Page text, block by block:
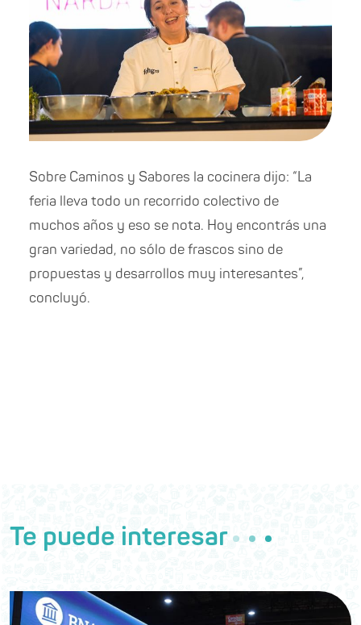
Sobre Caminos y Sabores la cocinera dijo: “La
feria lleva todo un recorrido colectivo de
muchos años y eso se nota. Hoy encontrás una
gran variedad, no sólo de frascos sino de
propuestas y desarrollos muy interesantes”,
concluyó.
Te puede interesar